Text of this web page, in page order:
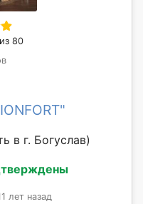
80
в г. Богуслав)
лет назад